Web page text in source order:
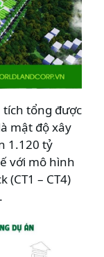
tích tổng được
mật độ xây
1.120 tỷ
với mô hình
(CT1 – CT4)